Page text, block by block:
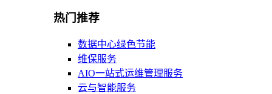
热门推荐
数据中心绿色节能
维保服务
AIO一站式运维管理服务
云与智能服务